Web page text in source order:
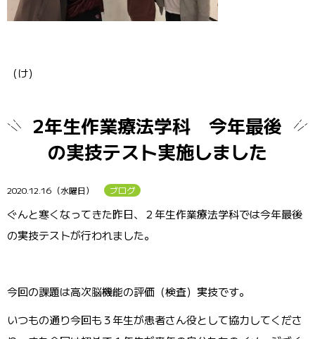
（け）
2年生作業療法学科 今年最後
の実技テスト実施しました
2020.12.16（水曜日） ブログ
ぐんと寒くなってきた昨日、２年生作業療法学科では今年最後
の実技テストが行われました。
今回の課題は高次脳機能の評価（検査）実技です。
いつもの通り今回も３年生が患者さん役として協力してくださ